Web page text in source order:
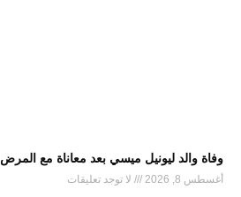
وفاة والد ليونيل ميسي بعد معاناة مع المرض
أغسطس 8, 2026 لا توجد تعليقات